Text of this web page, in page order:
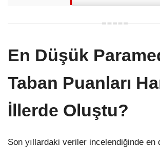
En Düşük
Taban Puanları
İllerde Oluştu?
Son yıllardaki veriler incelendiğinde en